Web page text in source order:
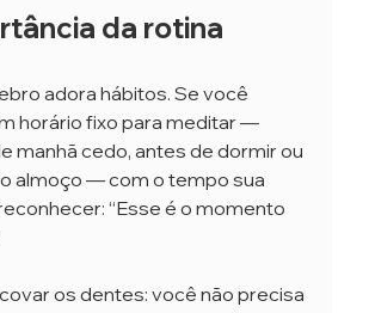
da rotina
adora hábitos. Se você
horário fixo para meditar —
manhã cedo, antes de dormir ou
almoço — com o tempo sua
“Esse é o momento
os dentes: você não precisa